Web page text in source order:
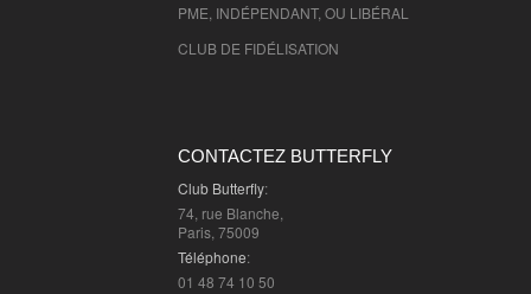
PME, INDÉPENDANT, OU LIBÉRAL
CLUB DE FIDÉLISATION
CONTACTEZ BUTTERFLY
Club Butterfly:
74, rue Blanche,
Paris, 75009
Téléphone:
01 48 74 10 50